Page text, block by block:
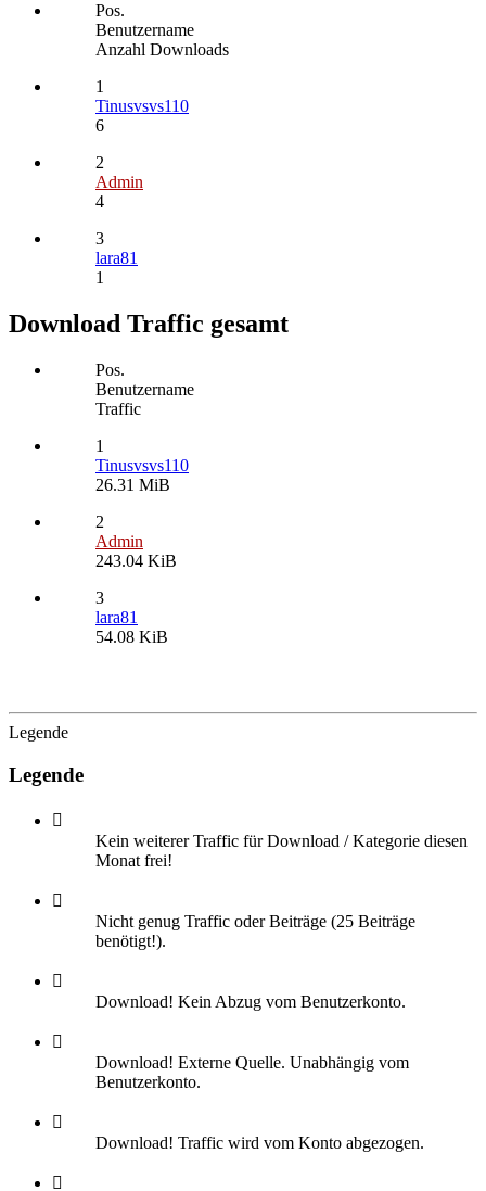
Pos.
Benutzername
Anzahl Downloads
1
Tinusvsvs110
6
2
Admin
4
3
lara81
1
Download Traffic gesamt
Pos.
Benutzername
Traffic
1
Tinusvsvs110
26.31 MiB
2
Admin
243.04 KiB
3
lara81
54.08 KiB
Legende
Legende
Kein weiterer Traffic für Download / Kategorie diesen
Monat frei!
Nicht genug Traffic oder Beiträge (25 Beiträge
benötigt!).
Download! Kein Abzug vom Benutzerkonto.
Download! Externe Quelle. Unabhängig vom
Benutzerkonto.
Download! Traffic wird vom Konto abgezogen.